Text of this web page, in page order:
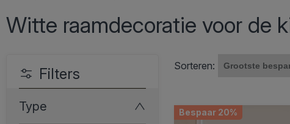
Witte raamdecoratie voor de
Filters
Type
Sorteren:
Bespaar 20%